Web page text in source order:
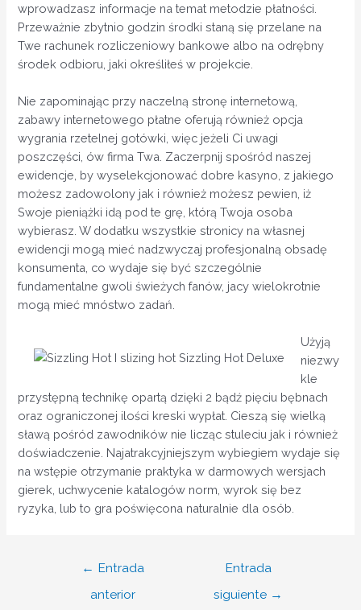
wprowadzasz informacje na temat metodzie płatności.
Przeważnie zbytnio godzin środki staną się przelane na
Twe rachunek rozliczeniowy bankowe albo na odrębny
środek odbioru, jaki określiłeś w projekcie.
Nie zapominając przy naczelną stronę internetową,
zabawy internetowego płatne oferują również opcja
wygrania rzetelnej gotówki, więc jeżeli Ci uwagi
poszczęści, ów firma Twa. Zaczerpnij spośród naszej
ewidencje, by wyselekcjonować dobre kasyno, z jakiego
możesz zadowolony jak i również możesz pewien, iż
Swoje pieniążki idą pod te grę, którą Twoja osoba
wybierasz. W dodatku wszystkie stronicy na własnej
ewidencji mogą mieć nadzwyczaj profesjonalną obsadę
konsumenta, co wydaje się być szczególnie
fundamentalne gwoli świeżych fanów, jacy wielokrotnie
mogą mieć mnóstwo zadań.
Użyją
niezwy
kle
przystępną technikę opartą dzięki 2 bądź pięciu bębnach
oraz ograniczonej ilości kreski wypłat. Cieszą się wielką
sławą pośród zawodników nie licząc stuleciu jak i również
doświadczenie. Najatrakcyjniejszym wybiegiem wydaje się
na wstępie otrzymanie praktyka w darmowych wersjach
gierek, uchwycenie katalogów norm, wyrok się bez
ryzyka, lub to gra poświęcona naturalnie dla osób.
Navegación
entradas
← Entrada
anterior
Entrada
siguiente →